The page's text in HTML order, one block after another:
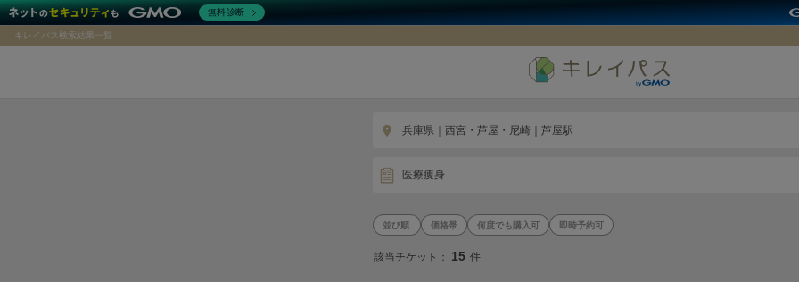
キレイパス検索結果一覧
兵庫県｜西宮・芦屋・尼崎｜芦屋駅
医療痩身
価格帯 何度でも購入可 即時予約可
該当チケット： 15 件
無料診断